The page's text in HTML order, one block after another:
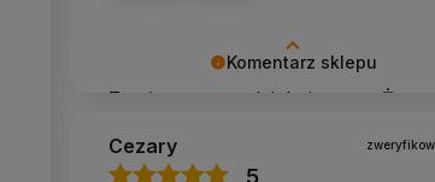
Komentarz sklepu
Z całego serca dziękujemy 🌿
Cezary
5